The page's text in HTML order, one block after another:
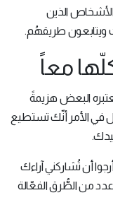
الأشخاص الذين
ويتابعون طريقهُم.
البعض هزيمةً
في الأمر أنّك تستطيع
أن تُشاركني آراءك
عدد من الطُّرق الفعّالة